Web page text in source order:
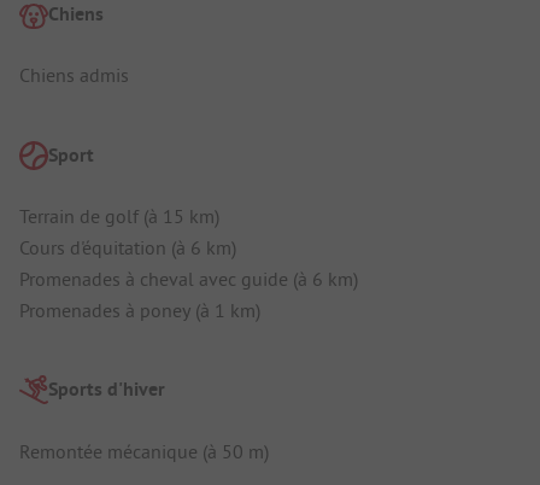
Chiens
Chiens admis
Sport
Terrain de golf (à 15 km)
Cours d'équitation (à 6 km)
Promenades à cheval avec guide (à 6 km)
Promenades à poney (à 1 km)
Sports d'hiver
Remontée mécanique (à 50 m)